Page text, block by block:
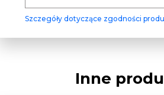
Szczegóły dotyczące zgodności
Inne